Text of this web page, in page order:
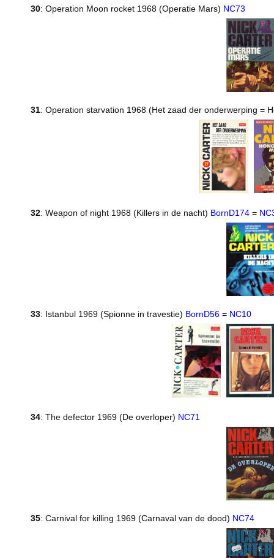
30: Operation Moon rocket 1968 (Operatie Mars) NC73
31: Operation starvation 1968 (Het zaad der onderwerping =
32: Weapon of night 1968 (Killers in de nacht) BornD174 =
33: Istanbul 1969 (Spionne in travestie) BornD56 = NC10
34: The defector 1969 (De overloper) NC71
35: Carnival for killing 1969 (Carnaval van de dood) NC74